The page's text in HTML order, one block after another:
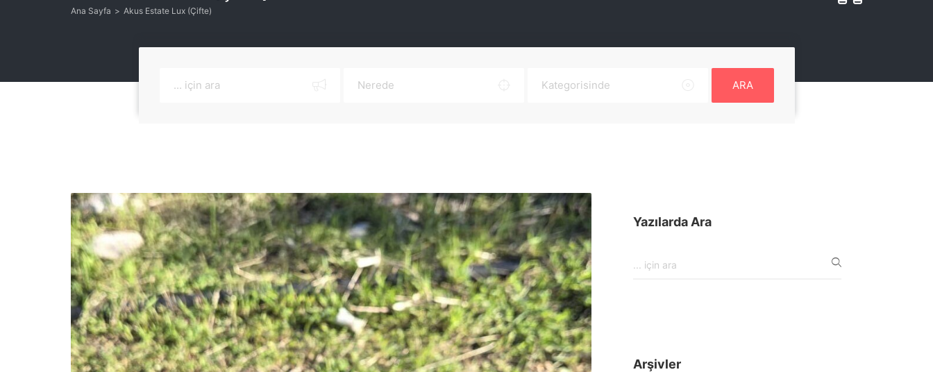
Ana Sayfa Akus Estate Lux (Çifte)
ARA
Yazılarda Ara
Arşivler